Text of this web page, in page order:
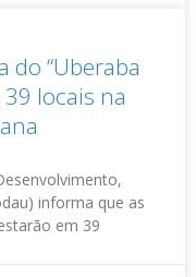
do “Uberaba
locais na
informa que as
em 39